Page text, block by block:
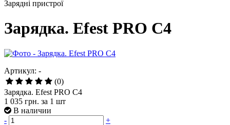
Зарядні пристрої
Зарядка. Efest PRO C4
Артикул: -
(0)
Зарядка. Efest PRO C4
1 035 грн. за 1 шт
В наличии
-
+